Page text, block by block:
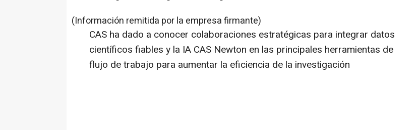
(Información remitida por la empresa firmante)
CAS ha dado a conocer colaboraciones estratégicas para integrar datos
científicos fiables y la IA CAS Newton en las principales herramientas de
flujo de trabajo para aumentar la eficiencia de la investigación